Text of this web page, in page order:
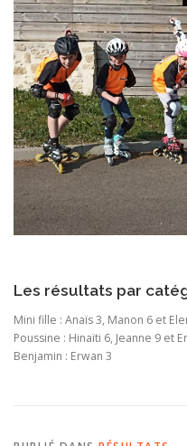
Les résultats par
Mini fille : Anaïs 3, Manon 6 et
Poussine : Hinaïti 6, Jeanne 9 et
Benjamin : Erwan 3